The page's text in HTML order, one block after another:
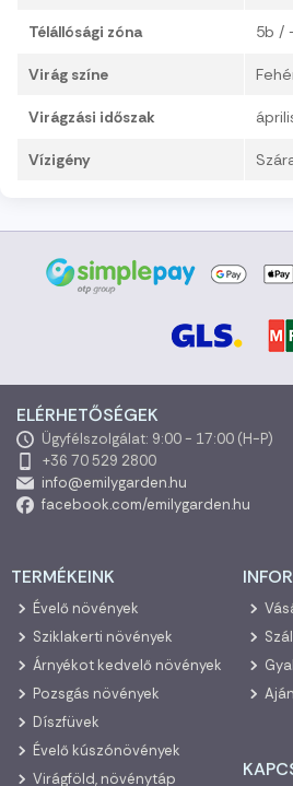
Télállósági zóna 5b /
Virág színe
Virágzási időszak
Vízigény
ELÉRHETŐSÉGEK
Ügyfélszolgálat: 9:00 - 17:00 (H-P)
+36 70 529 2800
info@emilygarden.hu
facebook.com/emilygarden.hu
TERMÉKEINK
Évelő növények
Sziklakerti növények
Árnyékot kedvelő növények
Pozsgás növények
Díszfüvek
Évelő kúszónövények
Virágföld, növénytáp